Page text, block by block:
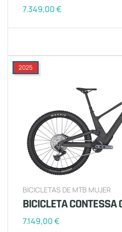
7.349,00€
2025
BICICLETAS DE MTB MUJER
BICICLETA CONTESSA
7.149,00€